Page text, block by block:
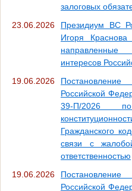
залоговых
23.06.2026
Президиум ВС
Игоря Краснова
интересов
19.06.2026
Российской
39-П/2026
Гражданского
связи с
ответственностью
19.06.2026
Российской